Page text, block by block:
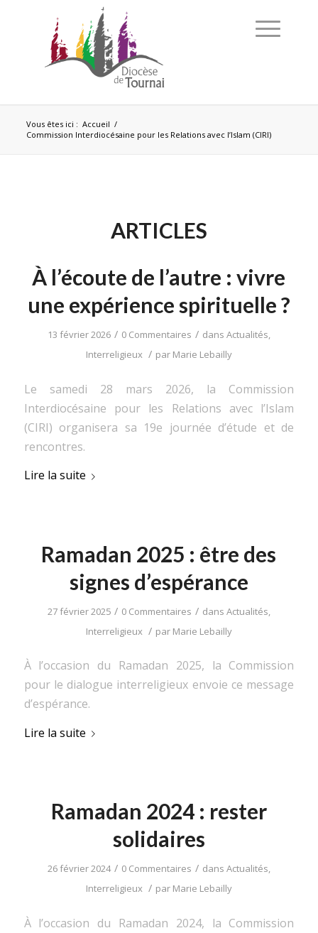
Vous êtes ici : Accueil /
Commission Interdiocésaine pour les Relations avec l’Islam (CIRI)
ARTICLES
À l’écoute de l’autre : vivre
une expérience spirituelle ?
13 février 2026 / 0 Commentaires / dans Actualités,
Interreligieux / par Marie Lebailly
Le samedi 28 mars 2026, la Commission
Interdiocésaine pour les Relations avec l’Islam
(CIRI) organisera sa 19e journée d’étude et de
rencontres.
Lire la suite
Ramadan 2025 : être des
signes d’espérance
27 février 2025 / 0 Commentaires / dans Actualités
Interreligieux / par Marie Lebailly
À l’occasion du Ramadan 2025, la Commission
pour le dialogue interreligieux envoie ce message
d’espérance.
Lire la suite
Ramadan 2024 : rester
solidaires
26 février 2024 / 0 Commentaires / dans Actualités,
Interreligieux / par Marie Lebailly
À l’occasion du Ramadan 2024, la Commission